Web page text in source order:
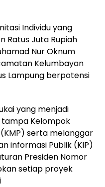
Individu yang
Ratus Juta Rupiah
Nur Oknum
Kelumbayan
Lampung berpotensi
yang menjadi
tampa Kelompok
serta melanggar
informasi Publik (KIP)
Presiden Nomor
setiap proyek